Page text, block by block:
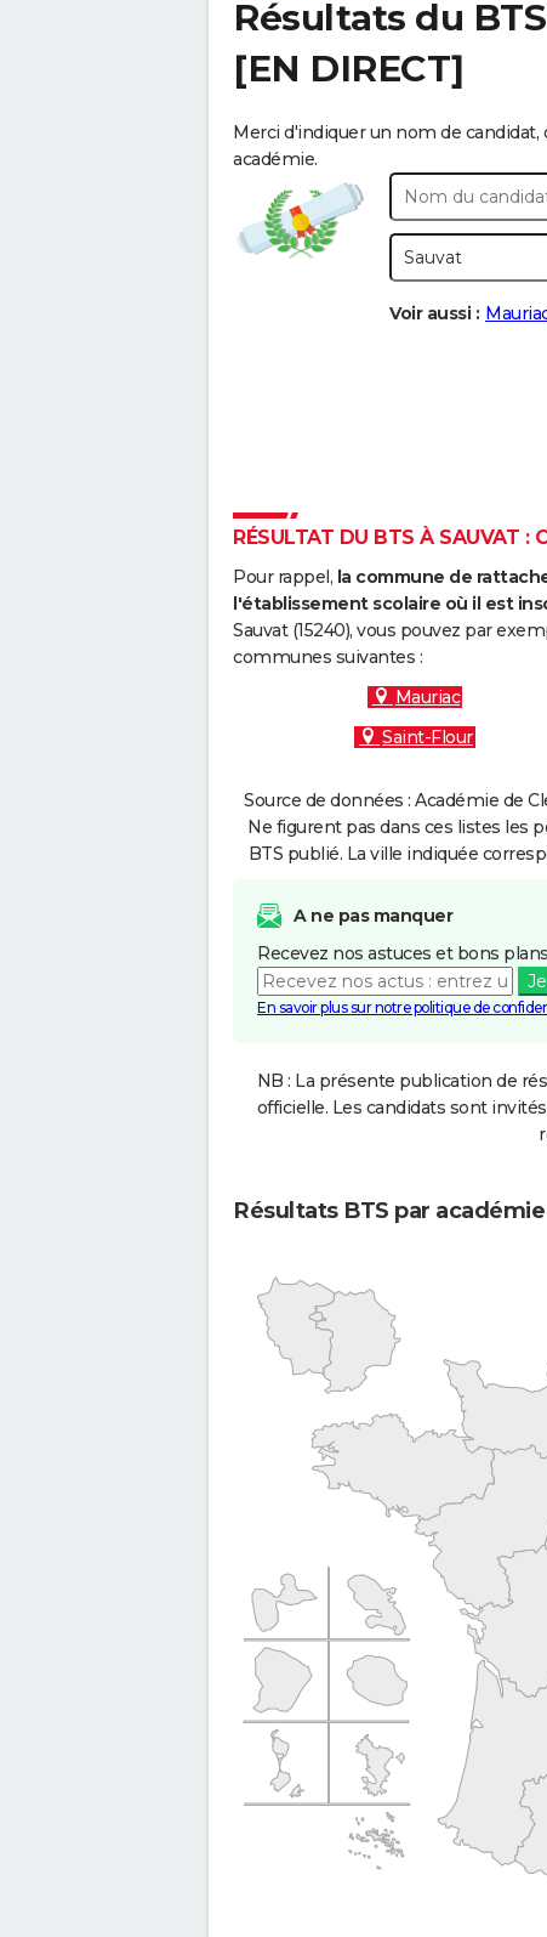
Résultats du
[EN DIRECT]
Merci d'indiquer un nom de
académie.
Voir aussi :
RÉSULTAT DU BTS À SAUVAT :
Pour rappel, la commune de
l'établissement scolaire où il est
Sauvat (15240), vous pouvez par
communes suivantes :
Mauriac
Saint-Flour
Source de données : Académie de
Ne figurent pas dans ces listes les
BTS publié. La ville indiquée
A ne pas manquer
Recevez nos astuces et bons
En savoir plus sur notre politique de
NB : La présente publication de
officielle. Les candidats sont
Résultats BTS par académie